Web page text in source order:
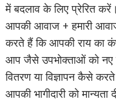
में बदलाव के लिए प्रेरित करें।
आपकी आवाज + हमारी
करते हैं कि आपकी राय का
आप जैसे उपभोक्ताओं को नए
वितरण या विज्ञापन कैसे
आपकी भागीदारी को